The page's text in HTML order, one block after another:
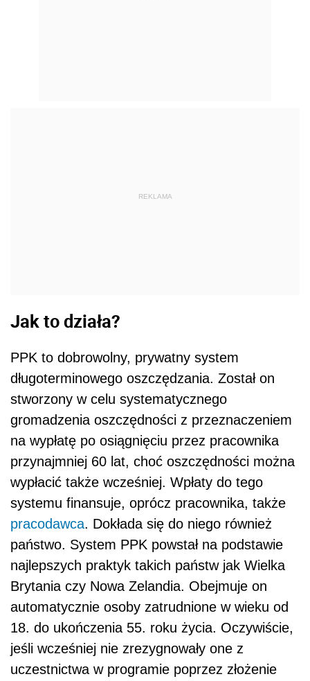
REKLAMA
Jak to działa?
PPK to dobrowolny, prywatny system
długoterminowego oszczędzania. Został on
stworzony w celu systematycznego
gromadzenia oszczędności z przeznaczeniem
na wypłatę po osiągnięciu przez pracownika
przynajmniej 60 lat, choć oszczędności można
wypłacić także wcześniej. Wpłaty do tego
systemu finansuje, oprócz pracownika, także
pracodawca. Dokłada się do niego również
państwo. System PPK powstał na podstawie
najlepszych praktyk takich państw jak Wielka
Brytania czy Nowa Zelandia. Obejmuje on
automatycznie osoby zatrudnione w wieku od
18. do ukończenia 55. roku życia. Oczywiście,
jeśli wcześniej nie zrezygnowały one z
uczestnictwa w programie poprzez złożenie